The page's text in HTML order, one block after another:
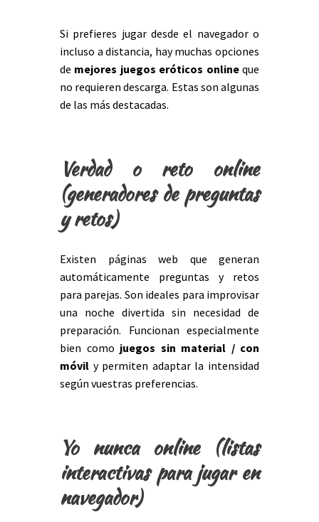
Si prefieres jugar desde el navegador o
incluso a distancia, hay muchas opciones
de mejores juegos eróticos onlineque
no requieren descarga. Estas son algunas
de las más destacadas.
Verdad o reto online
(generadores de preguntas
y retos)
Existen páginas web que generan
automáticamente preguntas y retos
para parejas. Son ideales para improvisar
una noche divertida sin necesidad de
preparación. Funcionan especialmente
bien como juegos sin material / con
móvil y permiten adaptar la intensidad
según vuestras preferencias.
Yo nunca online (listas
interactivas para jugar en
navegador)